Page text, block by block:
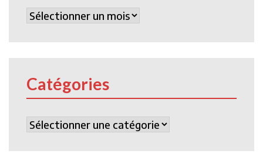
Archives
Catégories
Catégories